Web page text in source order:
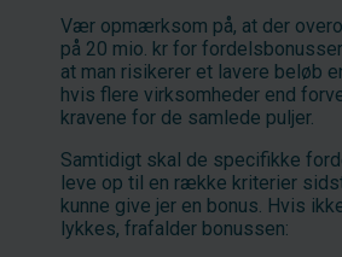
Vær opmærksom på, at der
på 20 mio. kr for
at man risikerer et lavere beløb
hvis flere virksomheder end
kravene for de samlede puljer.
Samtidigt skal de specifikke
leve op til en række kriterier
kunne give jer en bonus. Hvis
lykkes, frafalder bonussen: